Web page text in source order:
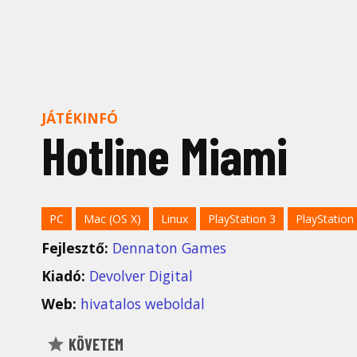
JÁTÉKINFÓ
Hotline Miami
PC Mac (OS X) Linux PlayStation 3 PlayStation
Fejlesztő: Dennaton Games
Kiadó: Devolver Digital
Web: hivatalos weboldal
KÖVETEM